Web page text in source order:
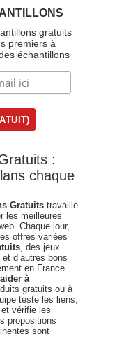
gratuits
premiers à
échantillons
:
chaque
Gratuits travaille
les meilleures
Chaque jour,
offres variées
, des jeux
d’autres bons
en France.
à
gratuits ou à
teste les liens,
vérifie les
propositions
sont